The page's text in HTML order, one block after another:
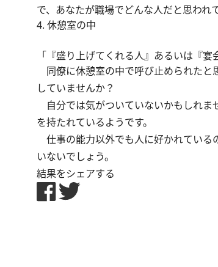
で、あなたが職場でどんな人だと思われ
4. 休憩室の中
「『盛り上げてくれる人』あるいは『宴
同僚に休憩室の中で呼び止められたと
していませんか？
自分では気がついていないかもしれま
を持たれているようです。
仕事の能力以外でも人に好かれている
いないでしょう。
結果をシェアする